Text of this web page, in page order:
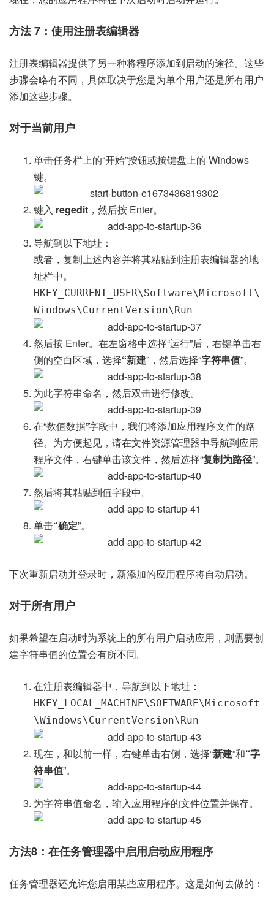
方法 7：使用注册表编辑器
注册表编辑器提供了另一种将程序添加到启动的途径。这些
步骤会略有不同，具体取决于您是为单个用户还是所有用户
添加这些步骤。
对于当前用户
单击任务栏上的“开始”按钮或按键盘上的 Windows
键。
键入 regedit ，然后按 Enter。
导航到以下地址：
或者，复制上述内容并将其粘贴到注册表编辑器的地
址栏中。
HKEY_CURRENT_USER\Software\Microsoft\
Windows\CurrentVersion\Run
然后按 Enter。在左窗格中选择“运行”后，右键单击右
侧的空白区域，选择“新建”，然后选择“字符串值”。
为此字符串命名，然后双击进行修改。
在“数值数据”字段中，我们将添加应用程序文件的路
径。为方便起见，请在文件资源管理器中导航到应用
程序文件，右键单击该文件，然后选择“复制为路径”。
然后将其粘贴到值字段中。
单击“确定”。
下次重新启动并登录时，新添加的应用程序将自动启动。
对于所有用户
如果希望在启动时为系统上的所有用户启动应用，则需要创
建字符串值的位置会有所不同。
在注册表编辑器中，导航到以下地址：
HKEY_LOCAL_MACHINE\SOFTWARE\Microsoft
\Windows\CurrentVersion\Run
现在，和以前一样，右键单击右侧，选择“新建”和“字
符串值”。
为字符串值命名，输入应用程序的文件位置并保存。
方法8：在任务管理器中启用启动应用程序
任务管理器还允许您启用某些应用程序。这是如何去做的：